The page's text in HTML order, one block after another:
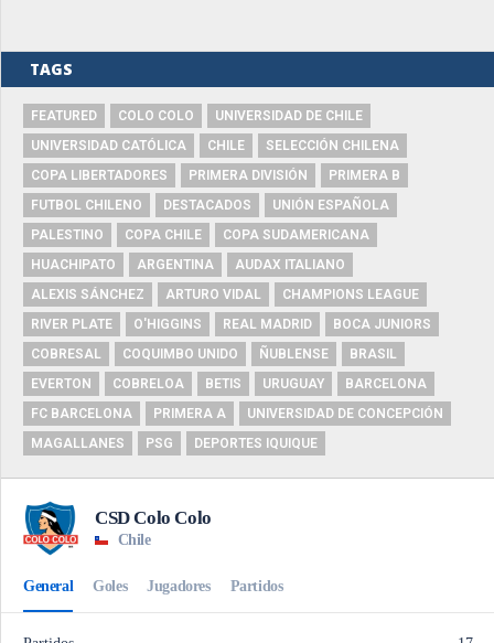
TAGS
FEATURED COLO COLO
UNIVERSIDAD DE CHILE
UNIVERSIDAD CATÓLICA
CHILE
SELECCIÓN CHILENA
COPA LIBERTADORES
PRIMERA DIVISIÓN
PRIMERA B
FUTBOL CHILENO
DESTACADOS
UNIÓN ESPAÑOLA
PALESTINO
COPA CHILE
COPA SUDAMERICANA
HUACHIPATO
ARGENTINA
AUDAX ITALIANO
ALEXIS SÁNCHEZ
ARTURO VIDAL
CHAMPIONS LEAGUE
RIVER PLATE
O'HIGGINS REAL MADRID
BOCA JUNIORS
COBRESAL
COQUIMBO UNIDO ÑUBLENSE
BRASIL
EVERTON
COBRELOA BETIS URUGUAY
BARCELONA
FC BARCELONA
PRIMERA A
UNIVERSIDAD DE CONCEPCIÓN
MAGALLANES
PSG DEPORTES IQUIQUE